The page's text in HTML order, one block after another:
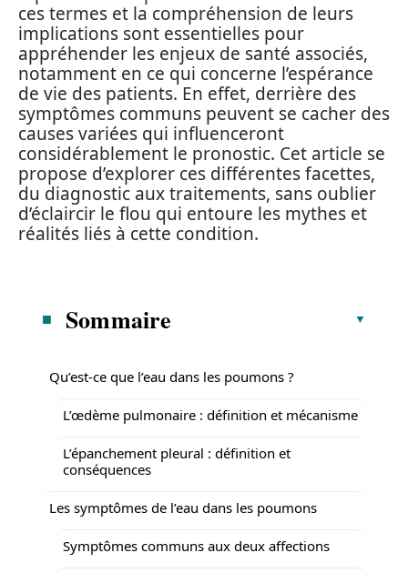
ces termes et la compréhension de leurs
implications sont essentielles pour
appréhender les enjeux de santé associés,
notamment en ce qui concerne l’espérance
de vie des patients. En effet, derrière des
symptômes communs peuvent se cacher des
causes variées qui influenceront
considérablement le pronostic. Cet article se
propose d’explorer ces différentes facettes,
du diagnostic aux traitements, sans oublier
d’éclaircir le flou qui entoure les mythes et
réalités liés à cette condition.
Sommaire
Qu’est-ce que l’eau dans les poumons ?
L’œdème pulmonaire : définition et mécanisme
L’épanchement pleural : définition et
conséquences
Les symptômes de l’eau dans les poumons
Symptômes communs aux deux affections